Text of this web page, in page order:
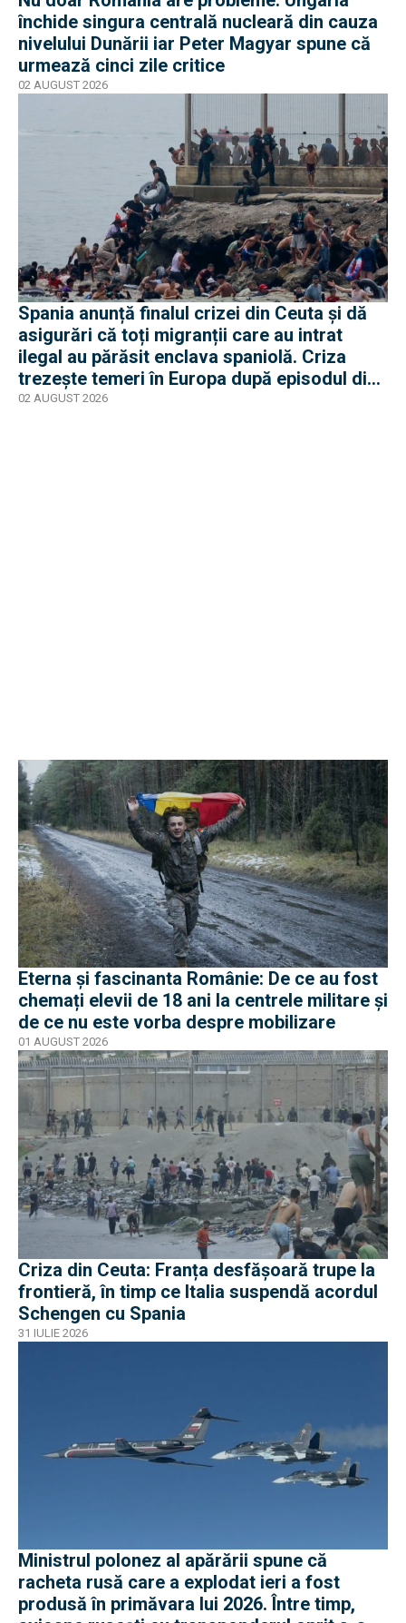
închide singura centrală nucleară din cauza
nivelului Dunării iar Peter Magyar spune că
urmează cinci zile critice
02 AUGUST 2026
Spania anunță finalul crizei din Ceuta și dă
asigurări că toți migranții care au intrat
ilegal au părăsit enclava spaniolă. Criza
trezește temeri în Europa după episodul din
2015
02 AUGUST 2026
Eterna și fascinanta Românie: De ce au fost
chemați elevii de 18 ani la centrele militare și
de ce nu este vorba despre mobilizare
01 AUGUST 2026
Criza din Ceuta: Franța desfășoară trupe la
frontieră, în timp ce Italia suspendă acordul
Schengen cu Spania
31 IULIE 2026
Ministrul polonez al apărării spune că
racheta rusă care a explodat ieri a fost
produsă în primăvara lui 2026. Între timp,